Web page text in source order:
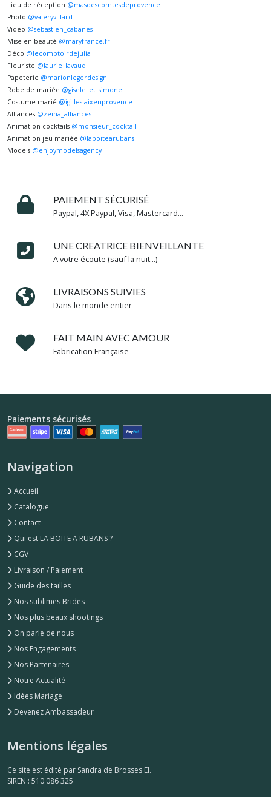
Lieu de réception @masdescomtesdeprovence
Photo @valeryvillard
Vidéo @sebastien_cabanes
Mise en beauté @maryfrance.fr
Déco @lecomptoirdejulia
Fleuriste @laurie_lavaud
Papeterie @marionlegerdesign
Robe de mariée @gisele_et_simone
Costume marié @igilles.aixenprovence
Alliances @zeina_alliances
Animation cocktails @monsieur_cocktail
Animation jeu mariée @laboitearubans
Models @enjoymodelsagency⠀⠀⠀⠀⠀⠀
PAIEMENT SÉCURISÉ
Paypal, 4X Paypal, Visa, Mastercard...
UNE CREATRICE BIENVEILLANTE
A votre écoute (sauf la nuit...)
LIVRAISONS SUIVIES
Dans le monde entier
FAIT MAIN AVEC AMOUR
Fabrication Française
Paiements sécurisés
Navigation
Accueil
Catalogue
Contact
Qui est LA BOITE A RUBANS ?
CGV
Livraison / Paiement
Guide des tailles
Nos sublimes Brides
Nos plus beaux shootings
On parle de nous
Nos Engagements
Nos Partenaires
Notre Actualité
Idées Mariage
Devenez Ambassadeur
Mentions légales
Ce site est édité par Sandra de Brosses EI.
SIREN : 510 086 325